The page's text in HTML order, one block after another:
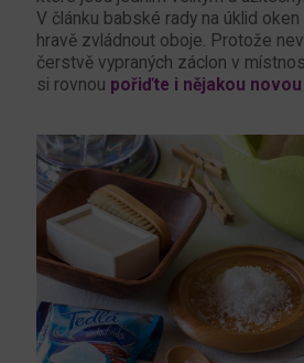
V článku babské rady na úklid
hravě zvládnout oboje. Protože
čerstvě vypraných záclon v
si rovnou pořiďte i nějakou novou